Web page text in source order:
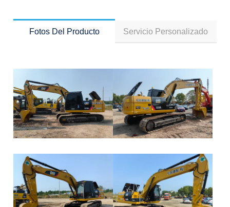
Fotos Del Producto Servicio Personalizado